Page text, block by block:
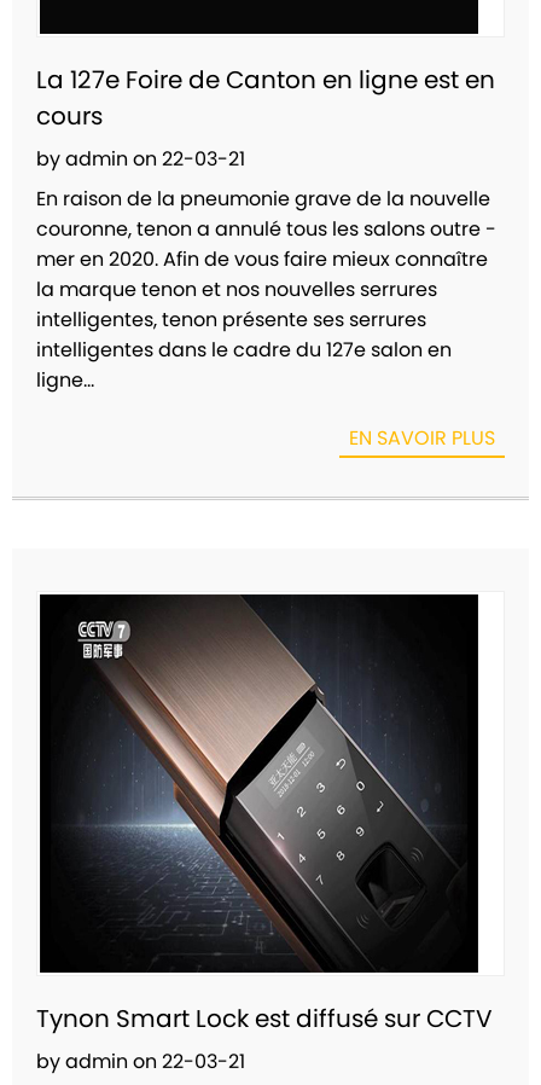
La 127e Foire de Canton en ligne est en
cours
by admin on 22-03-21
En raison de la pneumonie grave de la nouvelle
couronne, tenon a annulé tous les salons outre -
mer en 2020. Afin de vous faire mieux connaître
la marque tenon et nos nouvelles serrures
intelligentes, tenon présente ses serrures
intelligentes dans le cadre du 127e salon en
ligne...
EN SAVOIR PLUS
Tynon Smart Lock est diffusé sur CCTV
by admin on 22-03-21